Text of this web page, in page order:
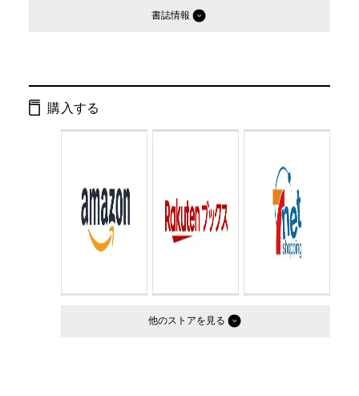
書誌情報
ISBN： 9784344017771
判型：
購入する
他のストア